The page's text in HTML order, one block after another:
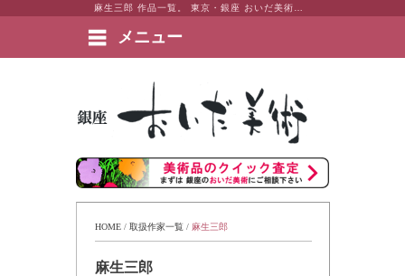
メニュー
絵画など美術品の販売と買取 | 東京・銀座 おいだ美術
HOME / 取扱作家一覧 / 麻生三郎
麻生三郎